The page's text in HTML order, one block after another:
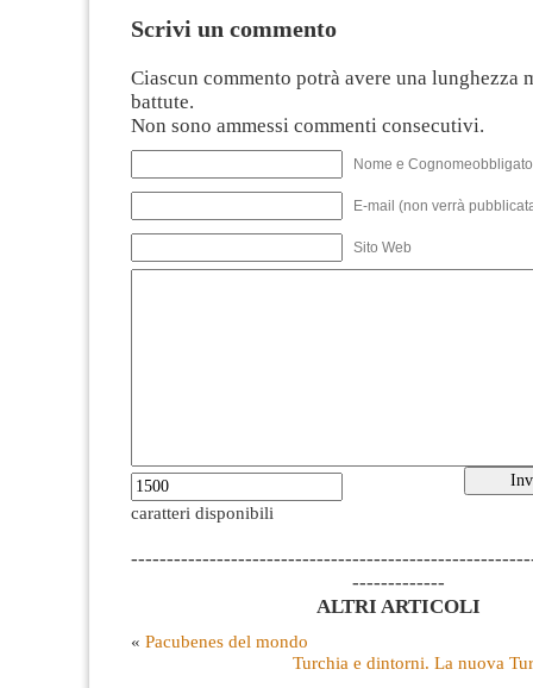
Scrivi un commento
Ciascun commento potrà avere una lunghezza
battute.
Non sono ammessi commenti consecutivi.
Nome e
E-mail (non verrà
Sito Web
caratteri disponibili
-------------
ALTRI ARTICOLI
« Pacubenes del mondo
Turchia e dintorni. La nuova